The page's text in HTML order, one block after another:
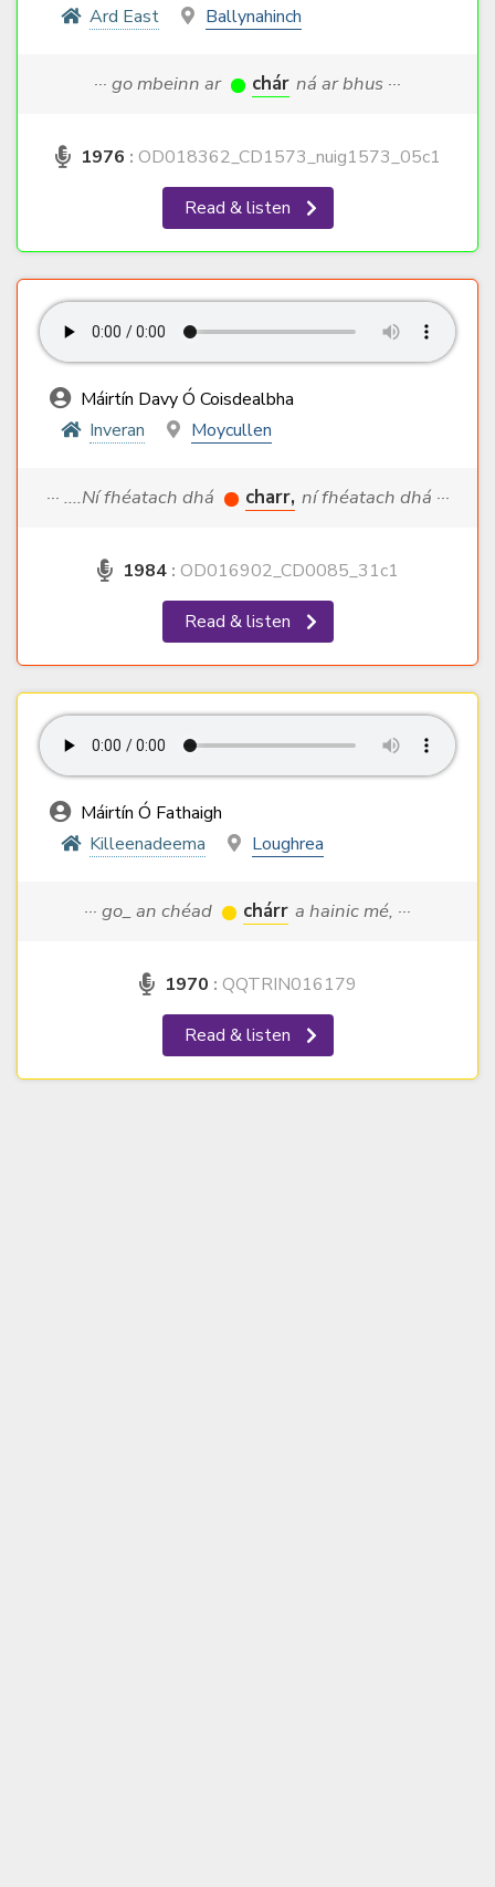
Ard East
Ballynahinch
··· go mbeinn ar chár ná ar bhus ···
1976 : OD018362_CD1573_nuig1573_05c1
Read & listen
Máirtín Davy Ó Coisdealbha
Inveran
Moycullen
··· ....Ní fhéatach dhá charr, ní fhéatach dhá ···
1984 : OD016902_CD0085_31c1
Read & listen
Máirtín Ó Fathaigh
Killeenadeema
Loughrea
··· go_ an chéad chárr a hainic mé, ···
1970 : QQTRIN016179
Read & listen